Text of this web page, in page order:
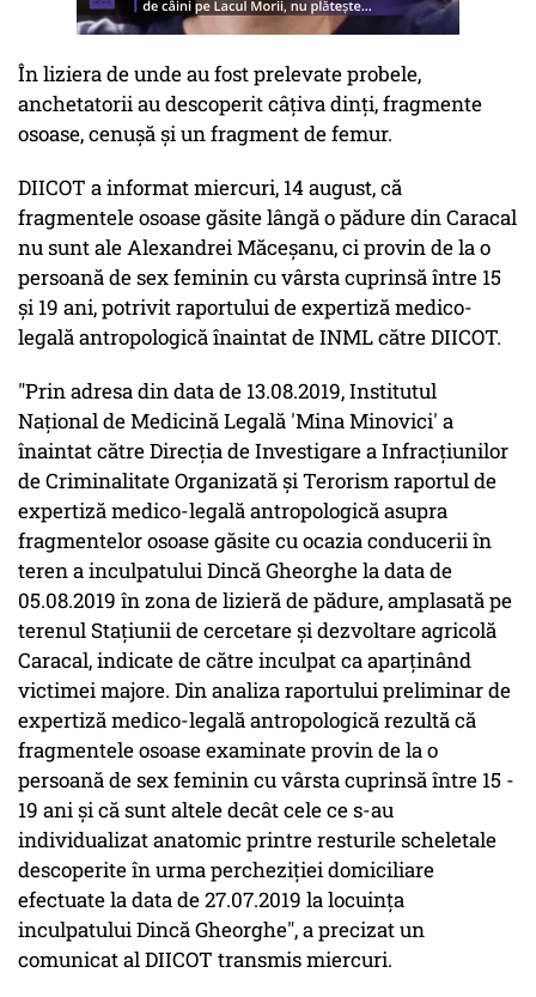
În liziera de unde au fost prelevate probele,
anchetatorii au descoperit câțiva dinți, fragmente
osoase, cenușă și un fragment de femur.
DIICOT a informat miercuri, 14 august, că
fragmentele osoase găsite lângă o pădure din Caracal
nu sunt ale Alexandrei Măceşanu, ci provin de la o
persoană de sex feminin cu vârsta cuprinsă între 15
şi 19 ani, potrivit raportului de expertiză medico-
legală antropologică înaintat de INML către DIICOT.
"Prin adresa din data de 13.08.2019, Institutul
Naţional de Medicină Legală 'Mina Minovici' a
înaintat către Direcţia de Investigare a Infracţiunilor
de Criminalitate Organizată şi Terorism raportul de
expertiză medico-legală antropologică asupra
fragmentelor osoase găsite cu ocazia conducerii în
teren a inculpatului Dincă Gheorghe la data de
05.08.2019 în zona de lizieră de pădure, amplasată pe
terenul Staţiunii de cercetare şi dezvoltare agricolă
Caracal, indicate de către inculpat ca aparţinând
victimei majore. Din analiza raportului preliminar de
expertiză medico-legală antropologică rezultă că
fragmentele osoase examinate provin de la o
persoană de sex feminin cu vârsta cuprinsă între 15 -
19 ani şi că sunt altele decât cele ce s-au
individualizat anatomic printre resturile scheletale
descoperite în urma percheziţiei domiciliare
efectuate la data de 27.07.2019 la locuinţa
inculpatului Dincă Gheorghe", a precizat un
comunicat al DIICOT transmis miercuri.